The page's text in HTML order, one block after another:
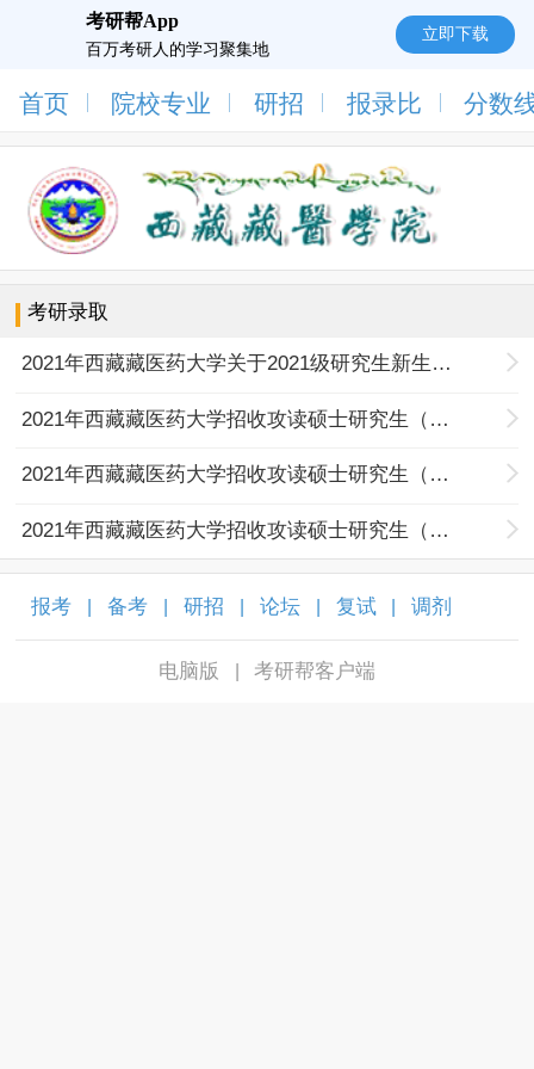
考研帮App
百万考研人的学习聚集地
立即下载
首页 院校专业 研招 报录比 分数
考研录取
2021年西藏藏医药大学关于2021级研究生新生入学须知
2021年西藏藏医药大学招收攻读硕士研究生（藏医专业类）拟录取名单及成绩
2021年西藏藏医药大学招收攻读硕士研究生（藏医学术类）拟录取名单及成绩
2021年西藏藏医药大学招收攻读硕士研究生（藏药学术类）拟录取名单及成绩公示
报考 备考 研招 论坛 复试 调剂
电脑版 考研帮客户端